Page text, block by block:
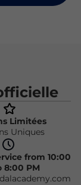
Limitées
Uniques
from 10:00
8:00 PM